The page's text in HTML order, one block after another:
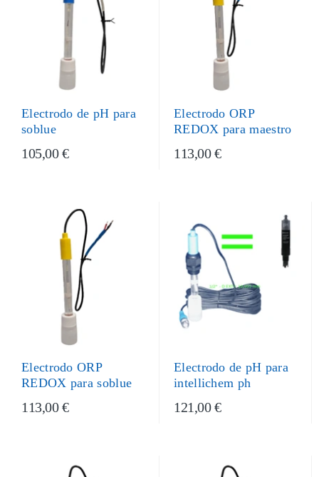
Electrodo de pH para
soblue
105,00 €
Electrodo ORP
REDOX para maestro
113,00 €
Electrodo ORP
REDOX para soblue
113,00 €
Electrodo de pH para
intellichem ph
121,00 €